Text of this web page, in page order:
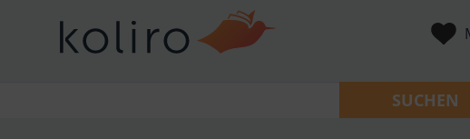
SUCHEN